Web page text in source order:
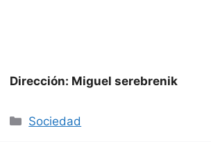
Dirección: Miguel serebrenik
Categorías
Sociedad